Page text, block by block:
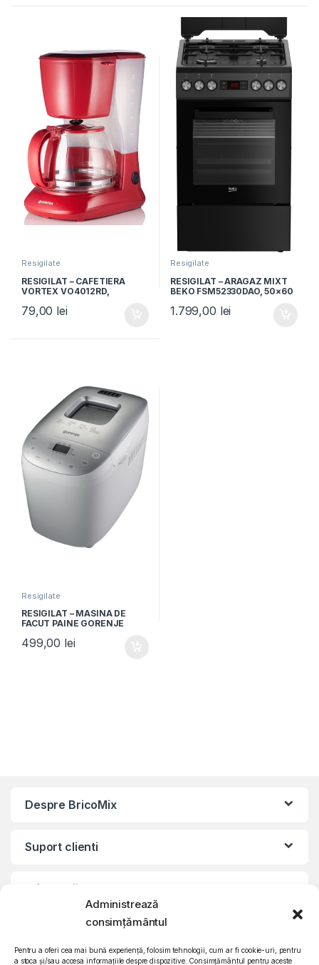
Administrează
consimțământul
Pentru a oferi cea mai bună experiență, folosim tehnologii, cum ar fi cookie-uri, pentru
a stoca și/sau accesa informațiile despre dispozitive. Consimțământul pentru aceste
Resigilate
RESIGILAT – CAFETIERA
VORTEX VO4012RD,
cesti, Rosu
79,00 lei
Resigilate
RESIGILAT – ARAGAZ MIXT
BEKO FSM52330DAO, 50×60
Aprindere electrica, Cuptor
electric, Grill, Negru
1.799,00 lei
Resigilate
RESIGILAT – MASINA DE
FACUT PAINE GORENJE
Capacitate 1125-1600g, 16
499,00 lei
Despre BricoMix
Suport clienti
Informatii legale
©2010 – 2024 Quattro SRL